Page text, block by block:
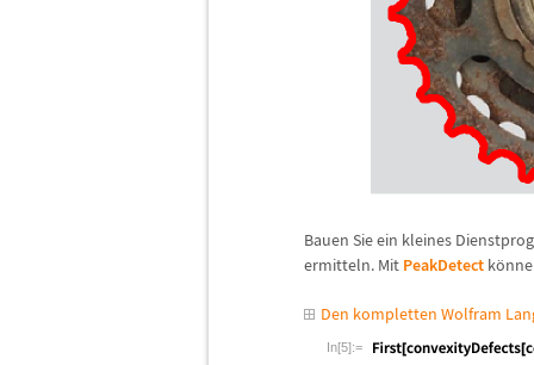
Bauen Sie ein kleines
ermitteln. Mit PeakDetect kö
Den kompletten Wolfram
In[5]:=